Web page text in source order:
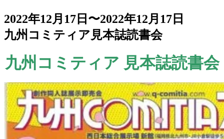
2022年12月17日〜2022年12月17日
九州コミティア見本誌読書会
九州コミティア 見本誌読書会